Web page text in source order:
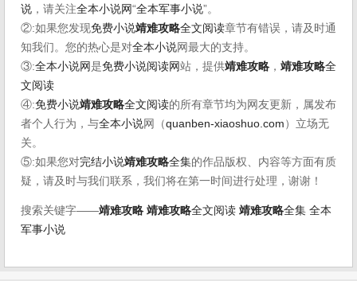
说 ，请关注全本小说网“全本军事小说”。
②:如果您发现免费小说靖难攻略全文阅读章节有错误，请及时通
知我们。您的热心是对全本小说网最大的支持。
③:全本小说网是免费小说阅读网站，提供靖难攻略 ， 靖难攻略全
文阅读
④:免费小说靖难攻略全文阅读的所有章节均为网友更新，属发布
者个人行为，与全本小说网（quanben-xiaoshuo.com ）立场无
关。
⑤:如果您对完结小说靖难攻略全集的作品版权、内容等方面有质
疑，请及时与我们联系，我们将在第一时间进行处理，谢谢！
搜索关键字——靖难攻略 靖难攻略全文阅读 靖难攻略全集 全本
军事小说